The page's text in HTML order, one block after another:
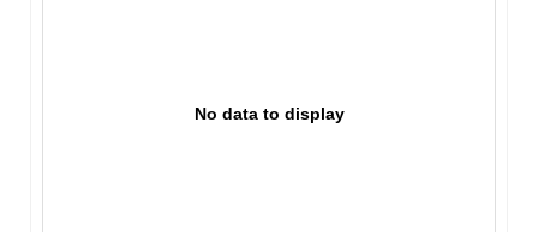
No data to display